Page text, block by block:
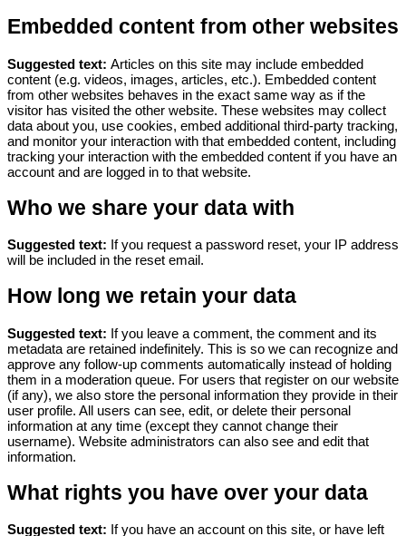
Embedded content from other websites
Suggested text: Articles on this site may include embedded
content (e.g. videos, images, articles, etc.). Embedded content
from other websites behaves in the exact same way as if the
visitor has visited the other website. These websites may collect
data about you, use cookies, embed additional third-party tracking,
and monitor your interaction with that embedded content, including
tracking your interaction with the embedded content if you have an
account and are logged in to that website.
Who we share your data with
Suggested text: If you request a password reset, your IP address
will be included in the reset email.
How long we retain your data
Suggested text: If you leave a comment, the comment and its
metadata are retained indefinitely. This is so we can recognize and
approve any follow-up comments automatically instead of holding
them in a moderation queue. For users that register on our website
(if any), we also store the personal information they provide in their
user profile. All users can see, edit, or delete their personal
information at any time (except they cannot change their
username). Website administrators can also see and edit that
information.
What rights you have over your data
Suggested text: If you have an account on this site, or have left